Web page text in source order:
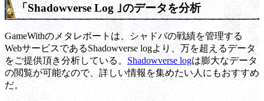
「Shadowverse Log ｣のデータを分析
GameWithのメタレポートは、シャドバの戦績を管理する
WebサービスであるShadowverse logより、万を超えるデータ
をご提供頂き分析している。 Shadowverse logは膨大なデータ
の閲覧が可能なので、詳しい情報を集めたい人にもおすすめ
だ。